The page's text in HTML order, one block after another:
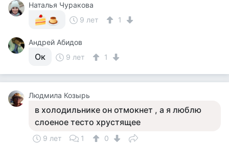
Наталья Чуракова
9 лет
1
Андрей Абидов
Ок 9 лет 1
Людмила Козырь
в холодильнике он отмокнет , а я люблю
слоеное тесто хрустящее
9 лет 1
0